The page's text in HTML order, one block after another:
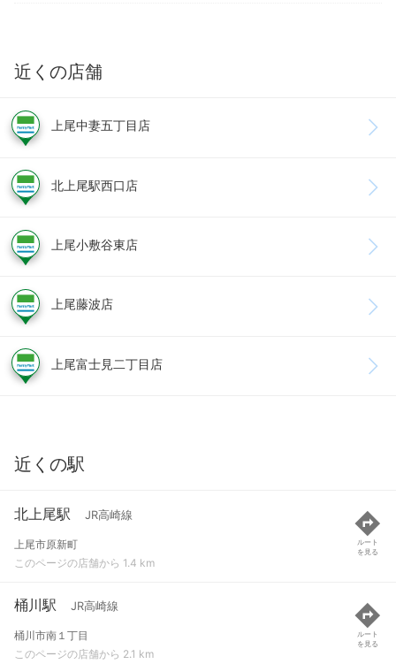
近くの店舗
上尾中妻五丁目店
北上尾駅西口店
上尾小敷谷東店
上尾藤波店
上尾富士見二丁目店
近くの駅
北上尾駅 JR高崎線
上尾市原新町
このページの店舗から 1.4 km
ルート
を見る
桶川駅 JR高崎線
桶川市南１丁目
このページの店舗から 2.1 km
ルート
を見る